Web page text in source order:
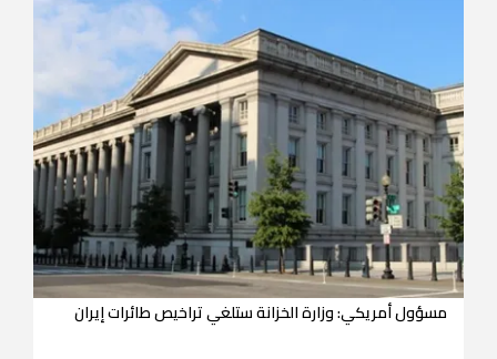
مسؤول أمريكي: وزارة الخزانة ستلغي تراخيص طائرات إيران